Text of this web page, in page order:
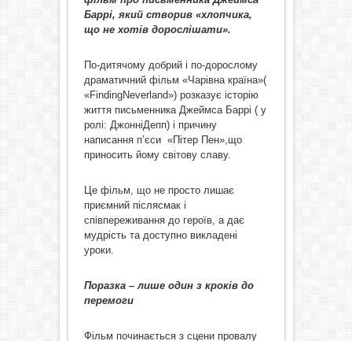
Баррі, який створив «хлопчика,
що не хотів дорослішати».
По-дитячому добрий і по-дорослому
драматичний фільм «Чарівна країна»(
«FindingNeverland») розказує історію
життя письменника Джеймса Баррі ( у
ролі: ДжонніДепп) і причину
написання п’єси «Пітер Пен»,що
приносить йому світову славу.
Це фільм, що не просто лишає
приємний післясмак і
співпереживання до героїв, а дає
мудрість та доступно викладені
уроки.
Поразка – лише один з кроків до
перемоги
Фільм починається з сцени провалу